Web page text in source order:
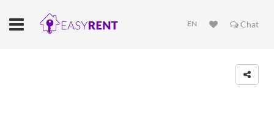
EN Chat